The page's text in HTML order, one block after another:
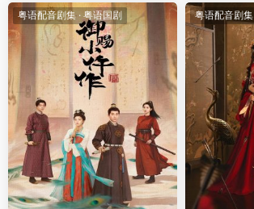
粤语配音剧集 · 粤语国剧 粤语配音剧集